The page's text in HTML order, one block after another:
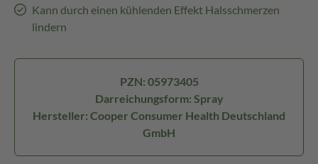
Kann durch einen kühlenden Effekt Halsschmerzen
lindern
PZN: 05973405
Darreichungsform: Spray
Hersteller: Cooper Consumer Health Deutschland
GmbH